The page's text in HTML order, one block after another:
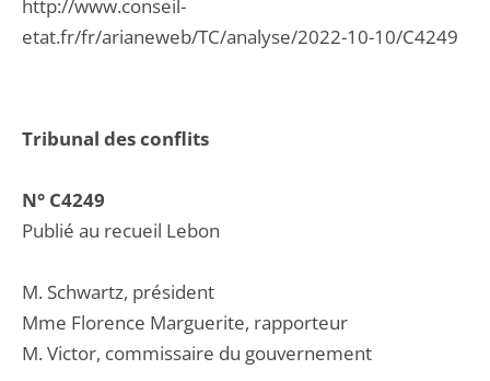
Tribunal des conflits
N° C4249
Publié au recueil Lebon
M. Schwartz, président
Mme Florence Marguerite, rapporteur
M. Victor, commissaire du gouvernement
http://www.conseil-
etat.fr/fr/arianeweb/TC/analyse/2022-10-10/C4249